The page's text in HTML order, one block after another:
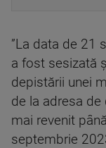
”La data de 21
a fost sesizată
depistării unei
de la adresa de
mai revenit
septembrie